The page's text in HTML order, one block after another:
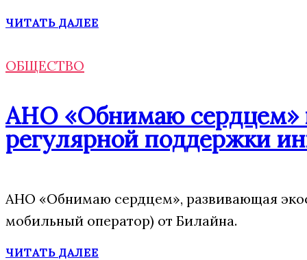
ЧИТАТЬ ДАЛЕЕ
ОБЩЕСТВО
АНО «Обнимаю сердцем»
регулярной поддержки
АНО «Обнимаю сердцем», развивающая
мобильный оператор) от Билайна.
ЧИТАТЬ ДАЛЕЕ